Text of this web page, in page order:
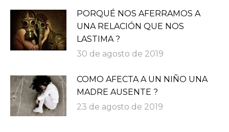
PORQUÉ NOS AFERRAMOS A
UNA RELACIÓN QUE NOS
LASTIMA ?
30 de agosto de 2019
COMO AFECTA A UN NIÑO UNA
MADRE AUSENTE ?
23 de agosto de 2019